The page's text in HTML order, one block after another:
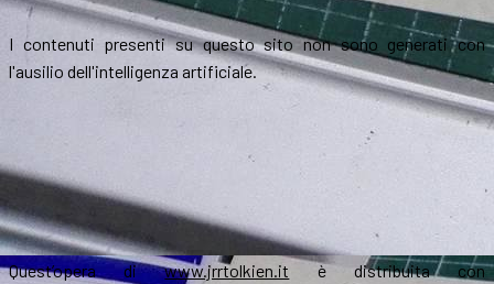
I contenuti presenti su questo sito non sono generati con
l'ausilio dell'intelligenza artificiale.
Quest’opera diwww.jrrtolkien.it è distribuita con